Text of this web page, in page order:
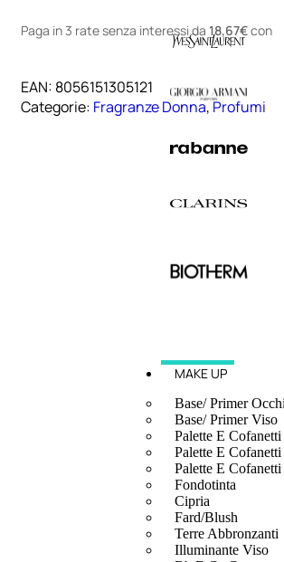
MAKE UP
Base/ Primer
Base/ Primer Viso
Palette E
Palette E
Palette E
Fondotinta
Cipria
Fard/Blush
Terre Abbronzanti
Illuminante Viso
Paga in 3 rate senza interessida 18,67€con
EAN: 8056151305121
Categorie: Fragranze Donna,Profumi